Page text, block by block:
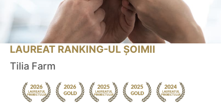
LAUREAT RANKING-UL ȘOIMII
Tilia Farm